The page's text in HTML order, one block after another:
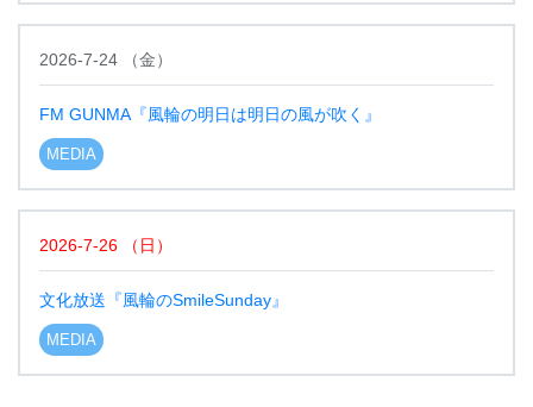
2026-7-24 （金）
FM GUNMA『風輪の明日は明日の風が吹く』
MEDIA
2026-7-26 （ 日 ）
文化放送『風輪のSmileSunday』
MEDIA